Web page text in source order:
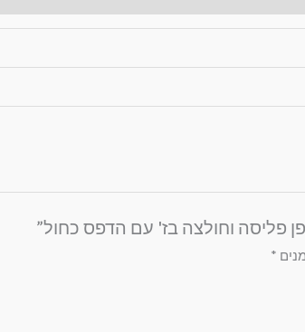
פליסה וחולצה בז' עם הדפס כחול”
*